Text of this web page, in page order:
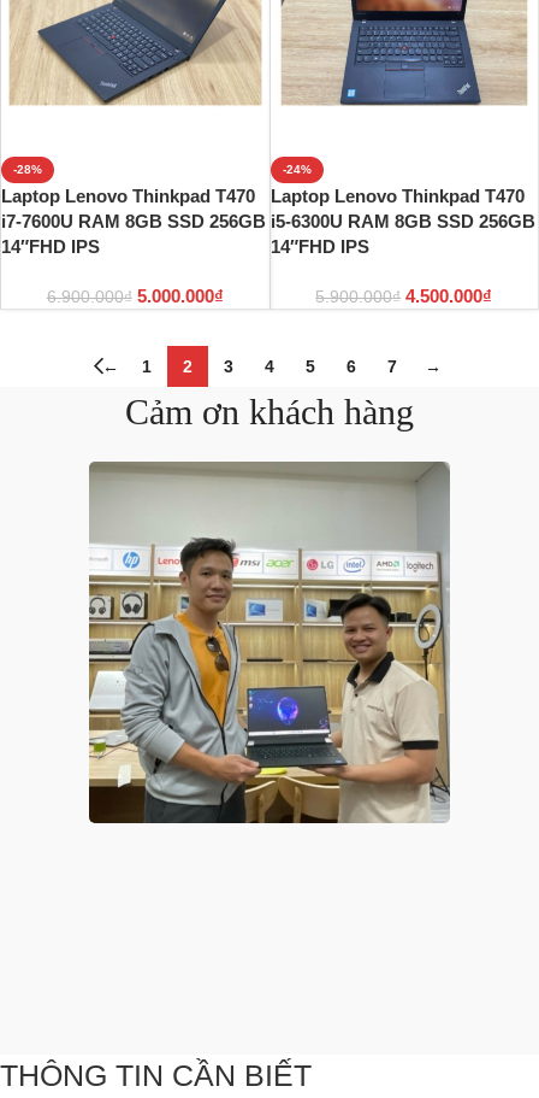
-28%
Laptop Lenovo Thinkpad T470
i7-7600U RAM 8GB SSD 256GB
14″FHD IPS
6.900.000₫ 5.000.000₫
-24%
Laptop Lenovo Thinkpad T470
i5-6300U RAM 8GB SSD 256GB
14″FHD IPS
5.900.000₫ 4.500.000₫
← 1 2 3 4 5 6 7 →
Cảm ơn khách hàng
THÔNG TIN CẦN BIẾT